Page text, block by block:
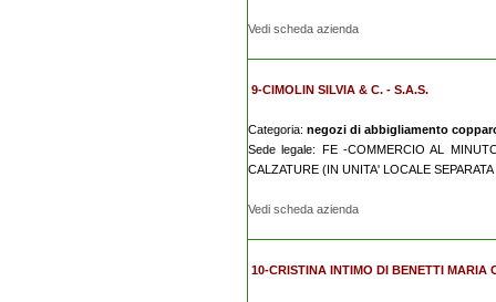
Vedi scheda azienda
9-CIMOLIN SILVIA & C. - S.A.S.
Categoria: negozi di abbigliamento
Sede legale: FE -COMMERCIO AL
CALZATURE (IN UNITA' LOCALE
Vedi scheda azienda
10-CRISTINA INTIMO DI BENETTI MARIA